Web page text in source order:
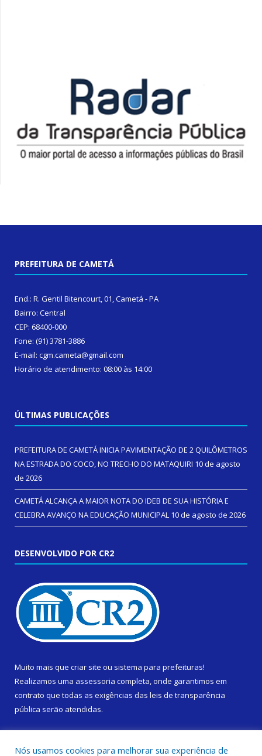
PREFEITURA DE CAMETÁ
End.: R. Gentil Bitencourt, 01, Cametá - PA
Bairro: Central
CEP: 68400-000
Fone: (91) 3781-3886
E-mail: cgm.cameta@gmail.com
Horário de atendimento: 08:00 às 14:00
ÚLTIMAS PUBLICAÇÕES
PREFEITURA DE CAMETÁ INICIA PAVIMENTAÇÃO DE 2 QUILÔMETROS
NA ESTRADA DO COCO, NO TRECHO DO MATAQUIRI 10 de agosto
de 2026
CAMETÁ ALCANÇA A MAIOR NOTA DO IDEB DE SUA HISTÓRIA E
CELEBRA AVANÇO NA EDUCAÇÃO MUNICIPAL 10 de agosto de 2026
DESENVOLVIDO POR CR2
Muito mais que criar site ou sistema para prefeituras!
Realizamos uma assessoria completa, onde garantimos em
contrato que todas as exigências das leis de transparência
pública serão atendidas.
Nós usamos cookies para melhorar sua experiência de